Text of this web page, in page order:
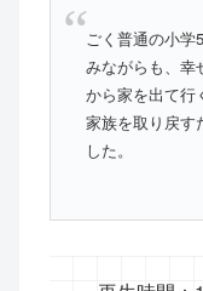
ごく普通の小学
みながらも、幸
から家を出て行
家族を取り戻す
した。